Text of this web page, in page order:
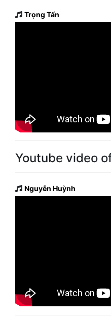
Trọng Tấn
Youtube video
Nguyễn Huỳnh